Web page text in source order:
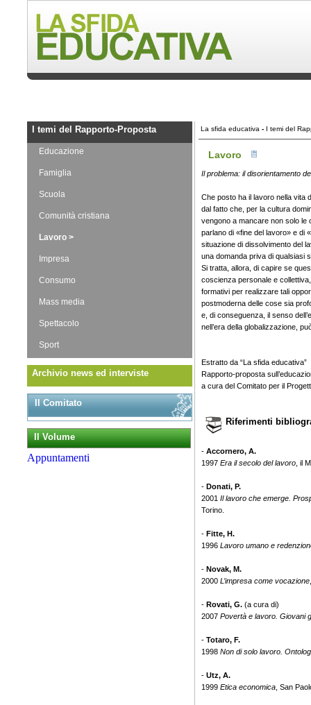
I temi del Rapporto-Proposta
Educazione
Famiglia
Scuola
Comunità cristiana
Lavoro >
Impresa
Consumo
Mass media
Spettacolo
Sport
Archivio news ed interviste
Il Comitato
Il Volume
Appuntamenti
La sfida educativa - I temi del
Lavoro
Il problema: il disorientamento
Che posto ha il lavoro nella vita
dal fatto che, per la cultura
vengono a mancare non solo le
parlano di «fine del lavoro» e di
situazione di dissolvimento del
una domanda priva di qualsiasi
Si tratta, allora, di capire se
coscienza personale e
formativi per realizzare tali
postmoderna delle cose sia
e, di conseguenza, il senso
nell’era della globalizzazione,
Estratto da “La sfida educativa”
Rapporto-proposta
a cura del Comitato per il
Riferimenti
- Accornero, A.
1997 Era il secolo del lavoro , il
- Donati, P.
2001 Il lavoro che emerge.
Torino.
- Fitte, H.
1996 Lavoro umano e
- Novak, M.
2000 L’impresa come vocazione
- Rovati, G. (a cura di)
2007 Povertà e lavoro. Giovani
- Totaro, F.
1998 Non di solo lavoro.
- Utz, A.
1999 Etica economica , San